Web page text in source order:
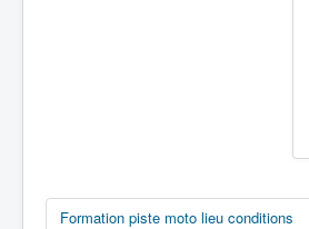
Formation piste moto lieu conditions